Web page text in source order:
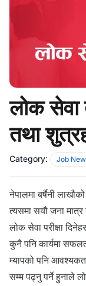
लोक सेवा
तथा
Category: Job
नेपालमा बर्षैनी
त्यसमा सयौ जना
लोक सेवा परीक्षा
कुनै पनि कार्यमा
म्यापको पनि
सम्म पढ्नु पर्ने हुनाले